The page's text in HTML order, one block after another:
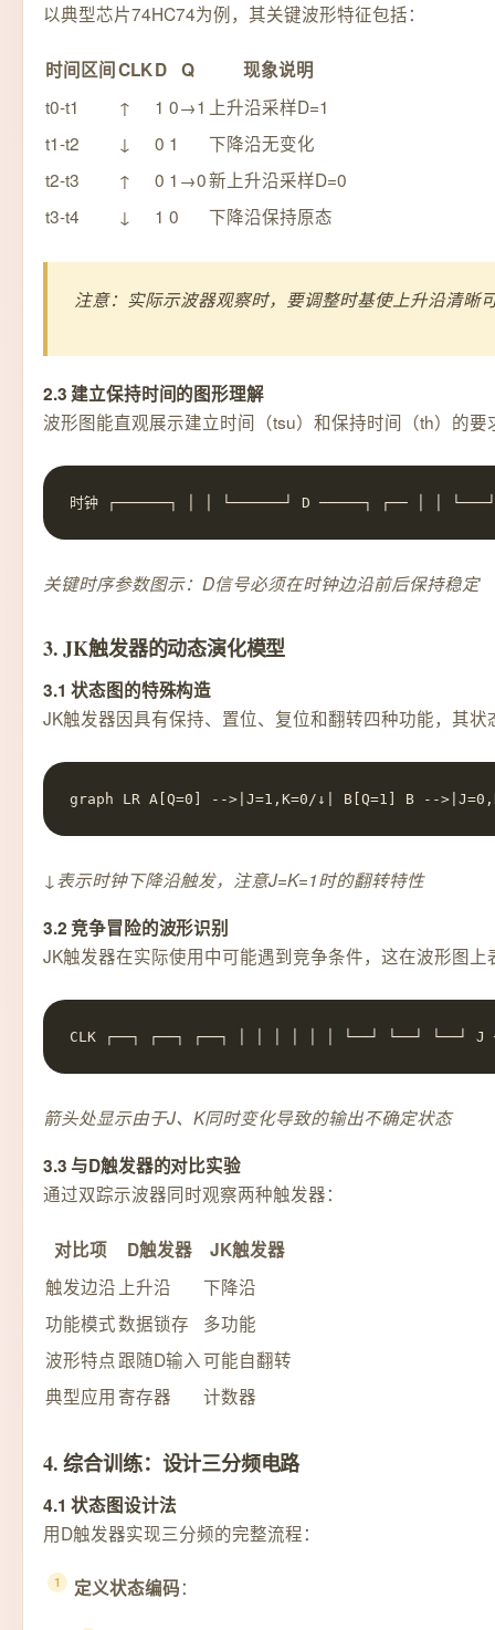
以典型芯片74HC74为例，其关键波形特征包括：
时间区间CLKD Q
现象说明
t0-t1
↑ 1 0→1 上升沿采样D=1
t1-t2
↓ 0 1
下降沿无变化
t2-t3
↑ 0 1→0新上升沿采样D=0
t3-t4
↓ 1 0 下降沿保持原态
注意：实际示波器观察时，要调整时基使上升沿清晰
2.3 建立保持时间的图形理解
波形图能直观展示建立时间（tsu）和保持时间（th）的要
时钟 ┌──────┐ │ │ └──────┘ D ─────┐ ┌── │ │
关键时序参数图示：D信号必须在时钟边沿前后保持稳定
3. JK触发器的动态演化模型
3.1 状态图的特殊构造
JK触发器因具有保持、置位、复位和翻转四种功能，其状
graph LR A[Q=0] -->|J=1,K=0/↓| B[Q=1] B --
↓表示时钟下降沿触发，注意J=K=1时的翻转特性
3.2 竞争冒险的波形识别
JK触发器在实际使用中可能遇到竞争条件，这在波形图上
CLK ┌──┐ ┌──┐ ┌──┐ │ │ │ │ │ │ └──┘ └──┘ └──┘ J
箭头处显示由于J、K同时变化导致的输出不确定状态
3.3 与D触发器的对比实验
通过双踪示波器同时观察两种触发器：
对比项 D触发器
JK触发器
触发边沿 上升沿
下降沿
功能模式数据锁存
多功能
波形特点 跟随D输入可能自翻转
典型应用 寄存器 计数器
4. 综合训练：设计三分频电路
4.1 状态图设计法
用D触发器实现三分频的完整流程：
定义状态编码：